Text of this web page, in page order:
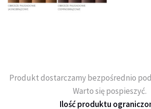
Produkt dostarczamy bezpośrednio
Warto się pospieszyć.
Ilość produktu